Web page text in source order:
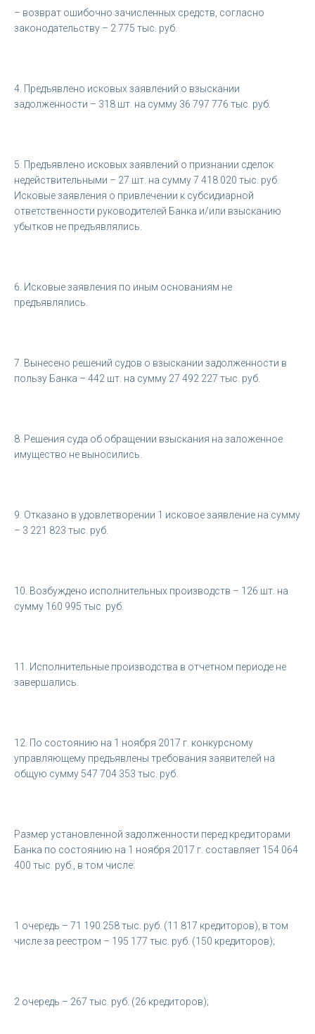
– возврат ошибочно зачисленных средств, согласно
законодательству – 2 775 тыс. руб.
4. Предъявлено исковых заявлений о взыскании
задолженности – 318 шт. на сумму 36 797 776 тыс. руб.
5. Предъявлено исковых заявлений о признании сделок
недействительными – 27 шт. на сумму 7 418 020 тыс. руб.
Исковые заявления о привлечении к субсидиарной
ответственности руководителей Банка и/или взысканию
убытков не предъявлялись.
6. Исковые заявления по иным основаниям не
предъявлялись.
7. Вынесено решений судов о взыскании задолженности в
пользу Банка – 442 шт. на сумму 27 492 227 тыс. руб.
8. Решения суда об обращении взыскания на заложенное
имущество не выносились.
9. Отказано в удовлетворении 1 исковое заявление на сумму
– 3 221 823 тыс. руб.
10. Возбуждено исполнительных производств – 126 шт. на
сумму 160 995 тыс. руб.
11. Исполнительные производства в отчетном периоде не
завершались.
12. По состоянию на 1 ноября 2017 г. конкурсному
управляющему предъявлены требования заявителей на
общую сумму 547 704 353 тыс. руб.
Размер установленной задолженности перед кредиторами
Банка по состоянию на 1 ноября 2017 г. составляет 154 064
400 тыс. руб., в том числе:
1 очередь – 71 190 258 тыс. руб. (11 817 кредиторов), в том
числе за реестром – 195 177 тыс. руб. (150 кредиторов);
2 очередь – 267 тыс. руб. (26 кредиторов);